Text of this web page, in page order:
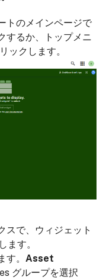
トのメインページで
するか、トップメニ
ックします。
スで、ウィジェット
ます。
。 Asset
グループを選択